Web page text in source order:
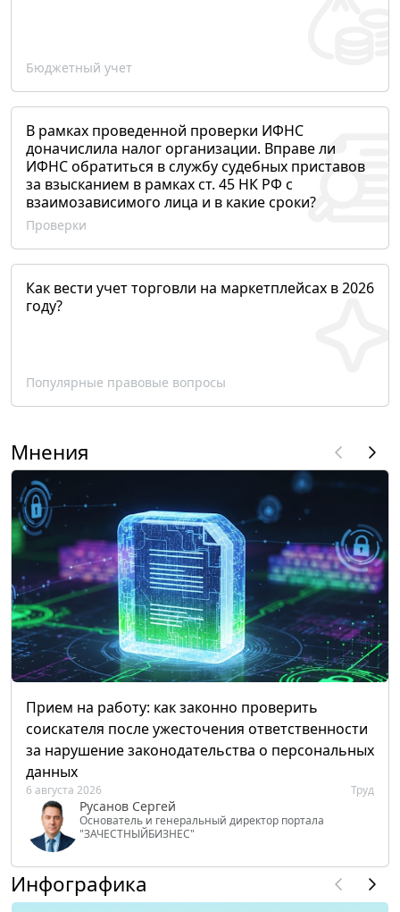
Бюджетный учет
В рамках проведенной проверки ИФНС
доначислила налог организации. Вправе ли
ИФНС обратиться в службу судебных приставов
за взысканием в рамках ст. 45 НК РФ с
взаимозависимого лица и в какие сроки?
Проверки
Как вести учет торговли на маркетплейсах в 2026
году?
Популярные правовые вопросы
Мнения
Прием на работу: как законно проверить
соискателя после ужесточения ответственности
за нарушение законодательства о персональных
данных
6 августа 2026 Труд
Русанов Сергей
Основатель и генеральный директор портала
"ЗАЧЕСТНЫЙБИЗНЕС"
Инфографика